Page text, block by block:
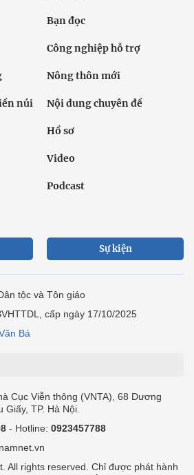
Bạn đọc
Công nghiệp hỗ trợ
Nông thôn mới
núi Nội dung chuyên đề
Hồ sơ
Video
Podcast
Sự kiện
tộc và Tôn giáo
cấp ngày 17/10/2025
Bá
Cục Viễn thông (VNTA), 68 Dương
TP. Hà Nội.
- Hotline: 0923457788
All rights reserved. Chỉ được phát hành